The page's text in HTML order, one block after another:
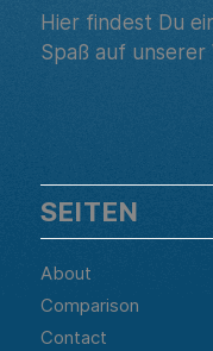
Hier findest Du
Spaß auf unserer
SEITEN
About
Comparison
Contact